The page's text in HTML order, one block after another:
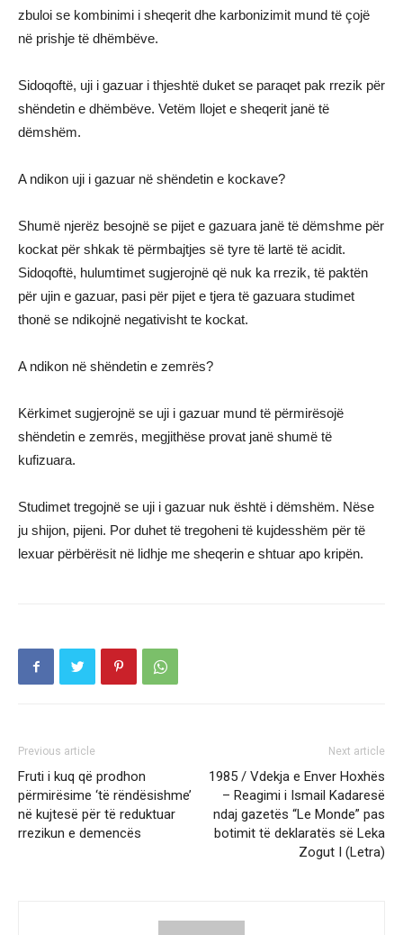
zbuloi se kombinimi i sheqerit dhe karbonizimit mund të çojë
në prishje të dhëmbëve.
Sidoqoftë, uji i gazuar i thjeshtë duket se paraqet pak rrezik për
shëndetin e dhëmbëve. Vetëm llojet e sheqerit janë të
dëmshëm.
A ndikon uji i gazuar në shëndetin e kockave?
Shumë njerëz besojnë se pijet e gazuara janë të dëmshme për
kockat për shkak të përmbajtjes së tyre të lartë të acidit.
Sidoqoftë, hulumtimet sugjerojnë që nuk ka rrezik, të paktën
për ujin e gazuar, pasi për pijet e tjera të gazuara studimet
thonë se ndikojnë negativisht te kockat.
A ndikon në shëndetin e zemrës?
Kërkimet sugjerojnë se uji i gazuar mund të përmirësojë
shëndetin e zemrës, megjithëse provat janë shumë të
kufizuara.
Studimet tregojnë se uji i gazuar nuk është i dëmshëm. Nëse
ju shijon, pijeni. Por duhet të tregoheni të kujdesshëm për të
lexuar përbërësit në lidhje me sheqerin e shtuar apo kripën.
Previous article
Fruti i kuq që prodhon
përmirësime ‘të rëndësishme’
në kujtesë për të reduktuar
rrezikun e demencës
Next article
1985 / Vdekja e Enver Hoxhës
– Reagimi i Ismail Kadaresë
ndaj gazetës “Le Monde” pas
botimit të deklaratës së Leka
Zogut I (Letra)